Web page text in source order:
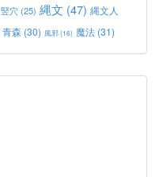
竪穴 (25) 縄文 (47) 縄文人
青森 (30) 風邪(16) 魔法 (31)